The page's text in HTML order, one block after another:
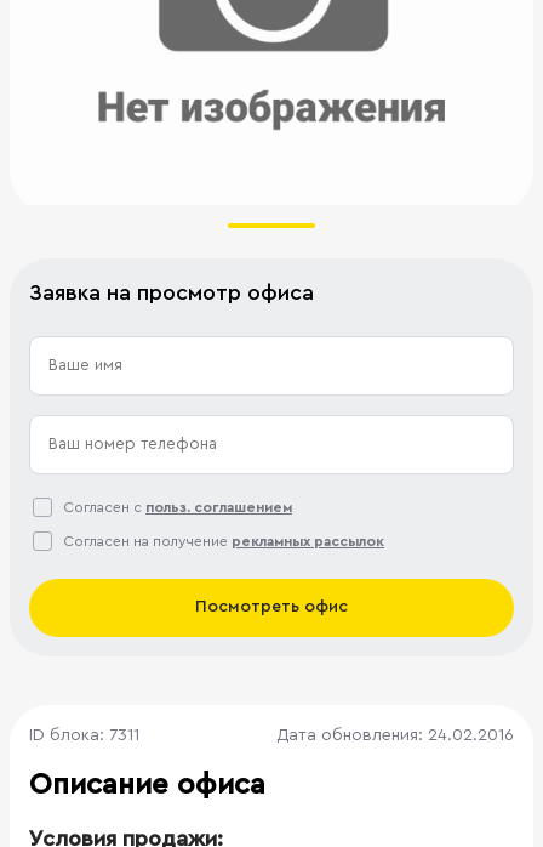
Заявка на просмотр офиса
Согласен с польз. соглашением
Согласен на получение рекламных рассылок
Посмотреть офис
ID блока: 7311 Дата обновления: 24.02.2016
Описание офиса
Условия продажи: